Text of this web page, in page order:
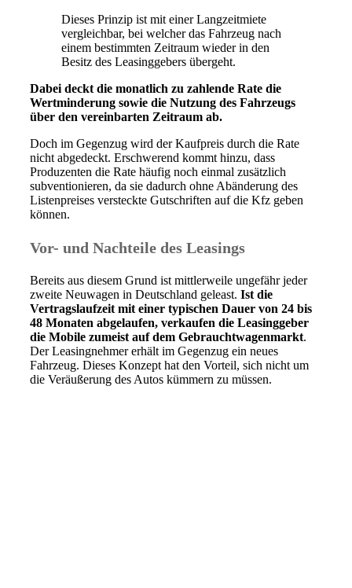
Dieses Prinzip ist mit einer Langzeitmiete
vergleichbar, bei welcher das Fahrzeug nach
einem bestimmten Zeitraum wieder in den
Besitz des Leasinggebers übergeht.
Dabei deckt die monatlich zu zahlende Rate die
Wertminderung sowie die Nutzung des Fahrzeugs
über den vereinbarten Zeitraum ab.
Doch im Gegenzug wird der Kaufpreis durch die Rate
nicht abgedeckt. Erschwerend kommt hinzu, dass
Produzenten die Rate häufig noch einmal zusätzlich
subventionieren, da sie dadurch ohne Abänderung des
Listenpreises versteckte Gutschriften auf die Kfz geben
können.
Vor- und Nachteile des Leasings
Bereits aus diesem Grund ist mittlerweile ungefähr jeder
zweite Neuwagen in Deutschland geleast. Ist die
Vertragslaufzeit mit einer typischen Dauer von 24 bis
48 Monaten abgelaufen, verkaufen die Leasinggeber
die Mobile zumeist auf dem Gebrauchtwagenmarkt.
Der Leasingnehmer erhält im Gegenzug ein neues
Fahrzeug. Dieses Konzept hat den Vorteil, sich nicht um
die Veräußerung des Autos kümmern zu müssen.